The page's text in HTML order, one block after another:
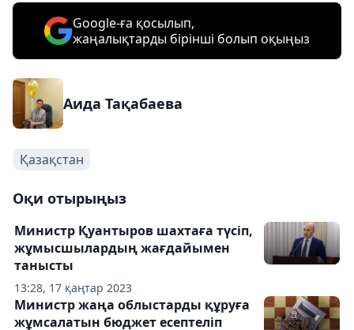
Google-ға қосылып,
жаңалықтарды бірінші болып оқыңыз
Аида Тақабаева
Қазақстан
Оқи отырыңыз
13:28, 17 қаңтар 2023
Министр Қуантыров шахтаға түсіп,
жұмысшылардың жағдайымен
танысты
Министр жаңа облыстарды құруға
жұмсалатын бюджет есептеліп